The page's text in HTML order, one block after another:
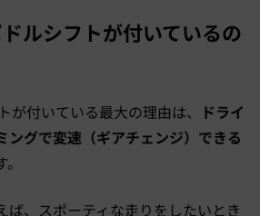
ルシフトが付いているの
が付いている最大の理由は、
ドライ
ングで変速（ギアチェンジ）できる
ば、スポーティな走りをしたいとき